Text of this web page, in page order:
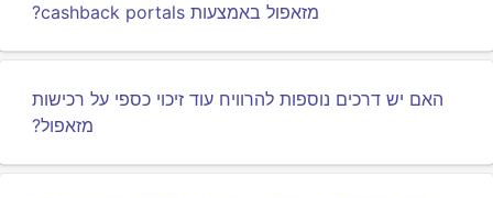
מזאפול באמצעות cashback portals?
האם יש דרכים נוספות להרוויח עוד זיכוי כספי על רכישות
מזאפול?